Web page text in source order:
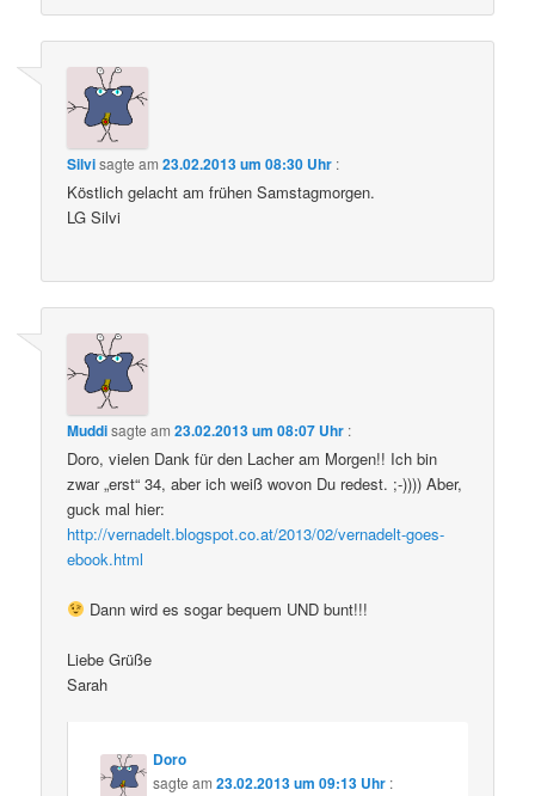
Silvisagte am23.02.2013 um 08:30 Uhr :
Köstlich gelacht am frühen Samstagmorgen.
LG Silvi
Muddisagte am23.02.2013 um 08:07 Uhr :
Doro, vielen Dank für den Lacher am Morgen!! Ich bin
zwar „erst“ 34, aber ich weiß wovon Du redest. ;-)))) Aber,
guck mal hier:
http://vernadelt.blogspot.co.at/2013/02/vernadelt-goes-
ebook.html
Dann wird es sogar bequem UND bunt!!!
Liebe Grüße
Sarah
Doro
sagte am23.02.2013 um 09:13 Uhr :